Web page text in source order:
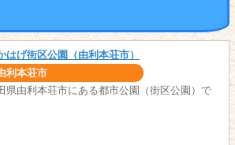
はげ街区公園（由利本荘市）
利本荘市
県由利本荘市にある都市公園（街区公園）で